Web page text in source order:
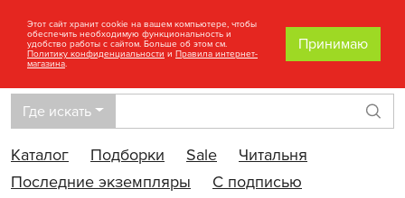
Где искать
Каталог
Подборки Sale
Читальня
Последние экземпляры
С подписью
Этот сайт хранит cookie на вашем компьютере, чтобы
обеспечить необходимую функциональность и
удобство работы с сайтом. Больше об этом см.
Политику конфиденциальности и Правила интернет-
магазина.
Принимаю